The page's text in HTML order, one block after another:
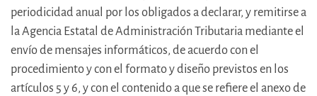
periodicidad anual por los obligados a declarar, y remitirse a
la Agencia Estatal de Administración Tributaria mediante el
envío de mensajes informáticos, de acuerdo con el
procedimiento y con el formato y diseño previstos en los
artículos 5 y 6, y con el contenido a que se refiere el anexo de